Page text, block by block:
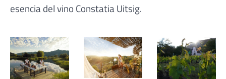
esencia del vino Constatia Uitsig.